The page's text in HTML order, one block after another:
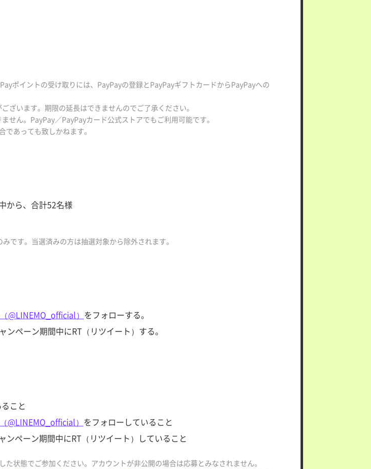
ポイントの受け取りには、PayPayの登録とPayPayギフトカードからPayPayへの
ざいます。期限の延長はできませんのでご了承ください。
せん。PayPay／PayPayカード公式ストアでもご利用可能です。
あっても致しかねます。
から、合計52名様
です。当選済みの方は抽選対象から除外されます。
@LINEMO_official） をフォローする。
ペーン期間中にRT（リツイート）する。
こと
@LINEMO_official） をフォローしていること
ンペーン期間中にRT（リツイート）していること
状態でご参加ください。アカウントが非公開の場合は応募とみなされません。